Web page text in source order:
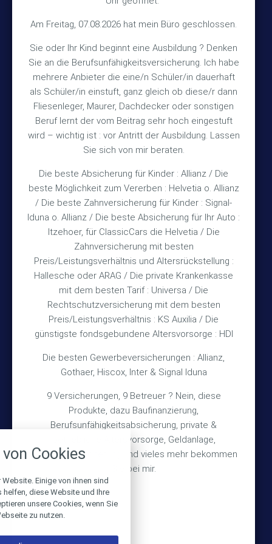
Am Freitag, 07.08.2026 hat mein Büro geschlossen.
Sie oder Ihr Kind beginnt eine Ausbildung ? Denken
Sie an die Berufsunfähigkeitsversicherung. Ich habe
mehrere Anbieter die eine/n Schüler/in dauerhaft
als Schüler/in einstuft, ganz gleich ob diese/r dann
Fliesenleger, Maurer, Dachdecker oder sonstigen
Beruf lernt der vom Beitrag sehr hoch eingestuft
wird – wichtig ist : vor Antritt der Ausbildung. Lassen
Sie sich von mir beraten.
Die beste Absicherung für Kinder : Allianz / Die
beste Möglichkeit zum Vererben : Helvetia o. Allianz
/ Die beste Zahnversicherung für Kinder : Signal-
Iduna o. Allianz / Die beste Absicherung für Ihr Auto :
Itzehoer, für ClassicCars die Helvetia / Die
Zahnversicherung mit besten
Preis/Leistungsverhältnis und Altersrückstellung :
Hallesche oder ARAG / Die private Krankenkasse
mit dem besten Tarif : Universa / Die
Rechtschutzversicherung mit dem besten
Preis/Leistungsverhältnis : KS Auxilia / Die
günstigste fondsgebundene Altersvorsorge : HDI
Die besten Gewerbeversicherungen : Allianz,
Gothaer, Hiscox, Inter & Signal Iduna
9 Versicherungen, 9 Betreuer ? Nein, diese
Produkte, dazu Baufinanzierung,
Berufsunfähigkeitsabsicherung, private &
betriebliche Altersvorsorge, Geldanlage,
Gebäudeversicherung und vieles mehr bekommen
Sie bei mir.
Kontakt
TEL +49 (5105) 1811
FAX +49 (5105) 2720
MAIL vmh1a@web.de
Bürozeiten
Mo – Fr 10:15 – 12:00 Uhr
und nach Vereinbarung
Rechtliches
Impressum
Datenschutz
Erstinformation
Wichtiges
Über mich
Bedarfsermittlung
Schadensmeldung
© 2026 Versicherungsmakler Haberkamp GmbH
Cookies
Einige von ihnen sind
diese Website und Ihre
unsere Cookies, wenn Sie
zu nutzen.
alle verwendeten Cookies und
zu blockieren.
Notwendig
Performance